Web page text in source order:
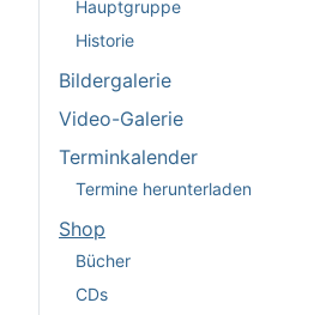
Hauptgruppe
Historie
Bildergalerie
Video-Galerie
Terminkalender
Termine herunterladen
Shop
Bücher
CDs